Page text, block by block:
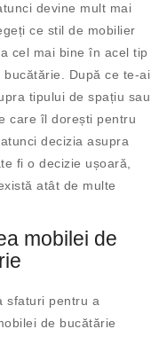
devine mult mai
ce stil de mobilier
cel mai bine în acel tip
bucătărie. După ce te-ai
tipului de spațiu sau
care îl dorești pentru
decizia asupra
fi o decizie ușoară,
atât de multe
mobilei de
sfaturi pentru a
de bucătărie